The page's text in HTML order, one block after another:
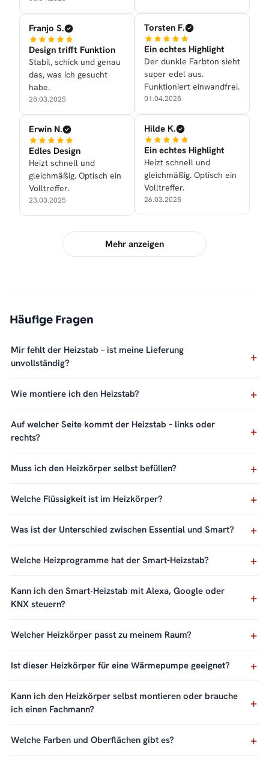
Franjo S.
Design trifft Funktion
Stabil, schick und genau
das, was ich gesucht
habe.
28.03.2025
Erwin N.
Edles Design
Heizt schnell und
gleichmäßig. Optisch ein
Volltreffer.
23.03.2025
Torsten F.
Ein echtes Highlight
Der dunkle Farbton sieht
super edel aus.
Funktioniert einwandfrei.
01.04.2025
Hilde K.
Ein echtes Highlight
Heizt schnell und
gleichmäßig. Optisch ein
Volltreffer.
26.03.2025
Mehr anzeigen
Häufige Fragen
Mir fehlt der Heizstab – ist meine Lieferung
unvollständig?
Wie montiere ich den Heizstab?
Auf welcher Seite kommt der Heizstab – links oder
rechts?
Muss ich den Heizkörper selbst befüllen?
Welche Flüssigkeit ist im Heizkörper?
Was ist der Unterschied zwischen Essential und Smart?
Welche Heizprogramme hat der Smart-Heizstab?
Kann ich den Smart-Heizstab mit Alexa, Google oder
KNX steuern?
Welcher Heizkörper passt zu meinem Raum?
Ist dieser Heizkörper für eine Wärmepumpe geeignet?
Kann ich den Heizkörper selbst montieren oder brauche
ich einen Fachmann?
Welche Farben und Oberflächen gibt es?